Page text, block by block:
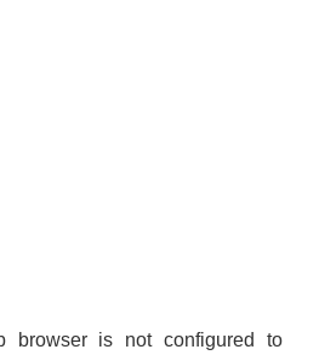
browser is not configured to